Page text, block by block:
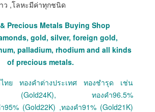
ว ,โลหะมีค่าทุกชนิด
Precious Metals Buying Shop
gold, silver, foreign gold,
palladium, rhodium and all kinds
of precious metals.
ไทย ทองคำต่างประเทศ ทองชำรุด เช่น
(Gold24K), ทองคำ96.5%
95% (Gold22K) ,ทองคำ91% (Gold21K)